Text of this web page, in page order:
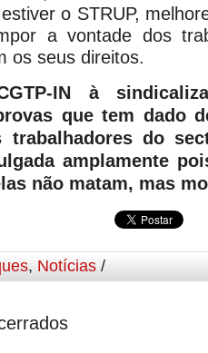
o STRUP,
a vontade dos
os seus direitos.
IN à
que tem dado
trabalhadores do
amplamente
não matam, mas
, Notícias /